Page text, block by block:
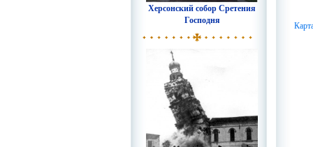
Херсонский собор Сретения
Господня